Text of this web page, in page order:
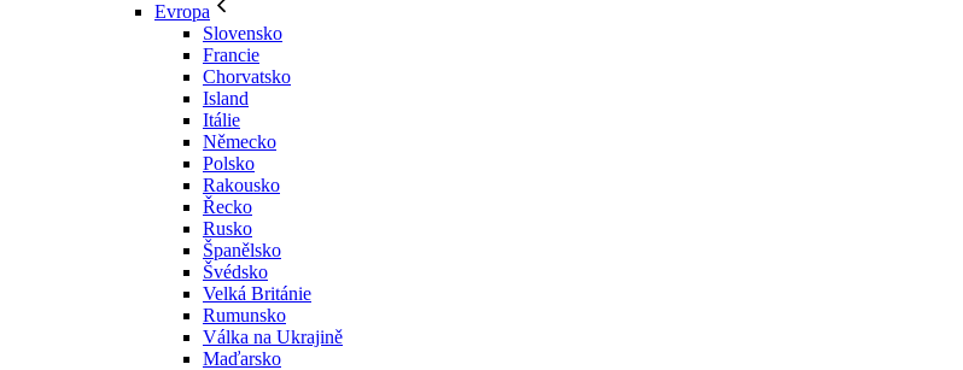
Evropa
Slovensko
Francie
Chorvatsko
Island
Itálie
Německo
Polsko
Rakousko
Řecko
Rusko
Španělsko
Švédsko
Velká Británie
Rumunsko
Válka na Ukrajině
Maďarsko